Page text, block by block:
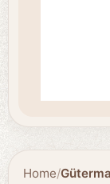
Home/